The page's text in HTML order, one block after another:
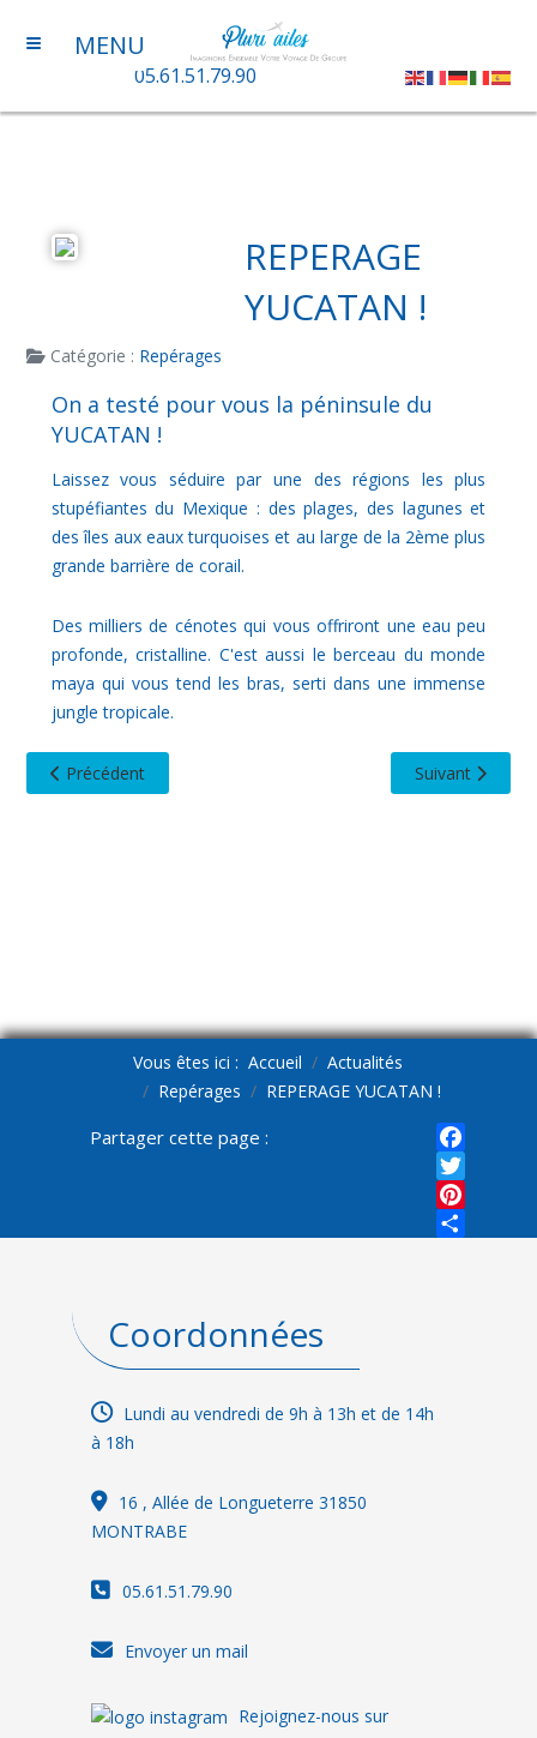
MENU
≡
05.61.51.79.90
REPERAGE
YUCATAN !
Catégorie : Repérages
On a testé pour vous la péninsule du
YUCATAN !
Laissez vous séduire par une des régions les plus
stupéfiantes du Mexique : des plages, des lagunes et
des îles aux eaux turquoises et au large de la 2ème plus
grande barrière de corail.
Des milliers de cénotes qui vous offriront une eau peu
profonde, cristalline. C'est aussi le berceau du monde
maya qui vous tend les bras, serti dans une immense
jungle tropicale.
Article précédent : ESCAPADE EN SARDAIGNE
Précédent Article suivant :
Suivant
Vous êtes ici : Accueil
Actualités
Repérages
REPERAGE YUCATAN !
Partager cette page :
Coordonnées
Lundi au vendredi de 9h à 13h et de 14h
à 18h
16 , Allée de Longueterre 31850
MONTRABE
05.61.51.79.90
Envoyer un mail
Rejoignez-nous sur